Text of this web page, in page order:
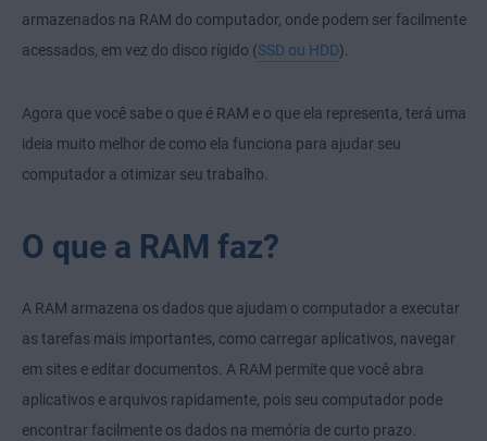
armazenados na RAM do computador, onde podem ser facilmente
acessados, em vez do disco rígido (SSD ou HDD).
Agora que você sabe o que é RAM e o que ela representa, terá uma
ideia muito melhor de como ela funciona para ajudar seu
computador a otimizar seu trabalho.
O que a RAM faz?
A RAM armazena os dados que ajudam o computador a executar
as tarefas mais importantes, como carregar aplicativos, navegar
em sites e editar documentos. A RAM permite que você abra
aplicativos e arquivos rapidamente, pois seu computador pode
encontrar facilmente os dados na memória de curto prazo.